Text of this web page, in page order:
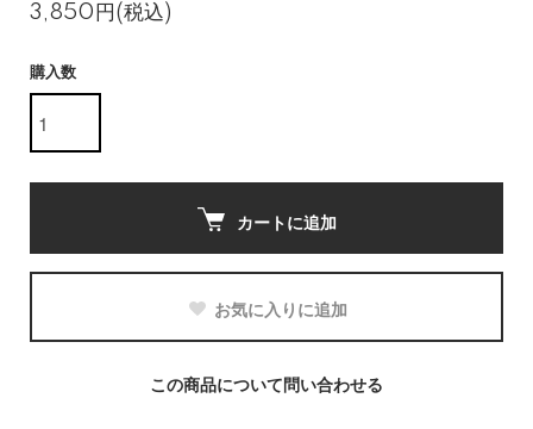
3,850円(税込)
購入数
カートに追加
お気に入りに追加
この商品について問い合わせる